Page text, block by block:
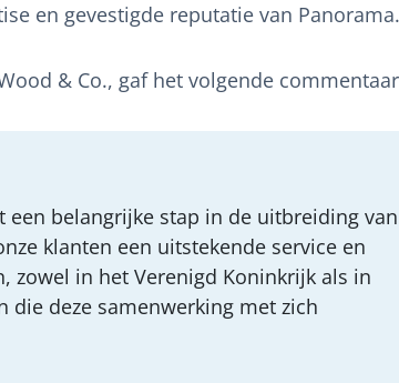
en gevestigde reputatie van Panorama.
& Co., gaf het volgende
een belangrijke stap in de uitbreiding van
klanten een uitstekende service en
zowel in het Verenigd Koninkrijk als in
die deze samenwerking met zich